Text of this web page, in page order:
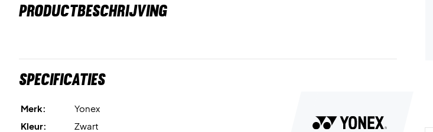
PRODUCTBESCHRIJVING
Specificaties
Merk:
Yonex
Kleur:
Zwart